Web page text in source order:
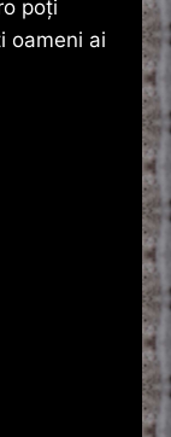
poți
oameni ai